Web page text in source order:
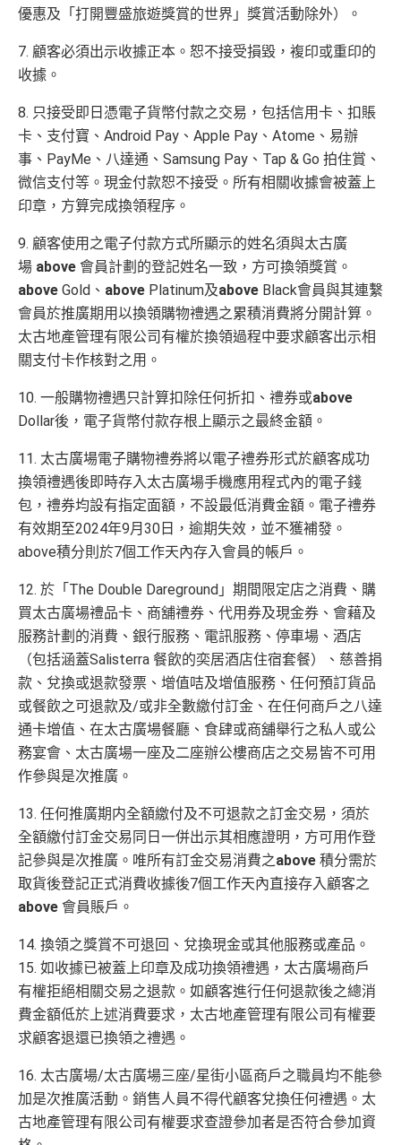
優惠及「打開豐盛旅遊獎賞的世界」獎賞活動除外）。
7. 顧客必須出示收據正本。恕不接受損毀，複印或重印的
收據。
8. 只接受即日憑電子貨幣付款之交易，包括信用卡、扣賬
卡、支付寶、Android Pay、Apple Pay、Atome、易辦
事、PayMe、八達通、Samsung Pay、Tap & Go 拍住賞、
微信支付等。現金付款恕不接受。所有相關收據會被蓋上
印章，方算完成換領程序。
9. 顧客使用之電子付款方式所顯示的姓名須與太古廣
場 above 會員計劃的登記姓名一致，方可換領獎賞。
above Gold、 above Platinum及above Black會員與其連繫
會員於推廣期用以換領購物禮遇之累積消費將分開計算。
太古地產管理有限公司有權於換領過程中要求顧客出示相
關支付卡作核對之用。
10. 一般購物禮遇只計算扣除任何折扣、禮券或above
Dollar後，電子貨幣付款存根上顯示之最終金額。
11. 太古廣場電子購物禮券將以電子禮券形式於顧客成功
換領禮遇後即時存入太古廣場手機應用程式內的電子錢
包，禮券均設有指定面額，不設最低消費金額。電子禮券
有效期至2024年9月30日，逾期失效，並不獲補發。
above積分則於7個工作天內存入會員的帳戶。
12. 於「The Double Dareground」期間限定店之消費、購
買太古廣場禮品卡、商舖禮券、代用券及現金券、會藉及
服務計劃的消費、銀行服務、電訊服務、停車場、酒店
（包括涵蓋Salisterra 餐飲的奕居酒店住宿套餐）、慈善捐
款、兌換或退款發票、增值咭及增值服務、任何預訂貨品
或餐飲之可退款及/或非全數繳付訂金、在任何商戶之八達
通卡增值、在太古廣場餐廳、食肆或商舖舉行之私人或公
務宴會、太古廣場一座及二座辦公樓商店之交易皆不可用
作參與是次推廣。
13. 任何推廣期内全額繳付及不可退款之訂金交易，須於
全額繳付訂金交易同日一併出示其相應證明，方可用作登
記參與是次推廣。唯所有訂金交易消費之above 積分需於
取貨後登記正式消費收據後7個工作天內直接存入顧客之
above 會員賬戶。
14. 換領之獎賞不可退回、兌換現金或其他服務或產品。
15. 如收據已被蓋上印章及成功換領禮遇，太古廣場商戶
有權拒絕相關交易之退款。如顧客進行任何退款後之總消
費金額低於上述消費要求，太古地產管理有限公司有權要
求顧客退還已換領之禮遇。
16. 太古廣場/太古廣場三座/星街小區商戶之職員均不能參
加是次推廣活動。銷售人員不得代顧客兌換任何禮遇。太
古地產管理有限公司有權要求查證參加者是否符合參加資